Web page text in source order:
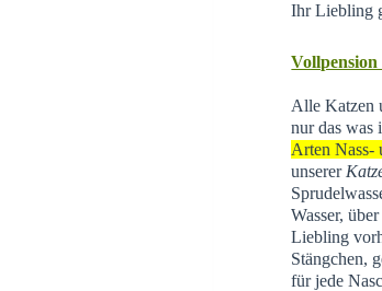
Ihr Liebling
Alle Katzen
nur das
Arten Nass-
unserer
Wasser,
Liebling
Stängchen,
für jede